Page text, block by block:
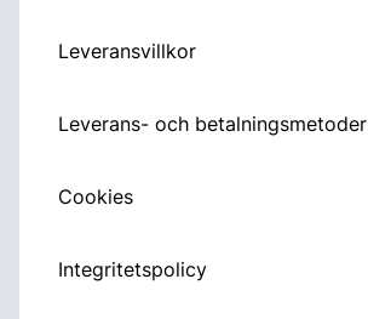
Leveransvillkor
Leverans- och betalningsmetoder
Cookies
Integritetspolicy